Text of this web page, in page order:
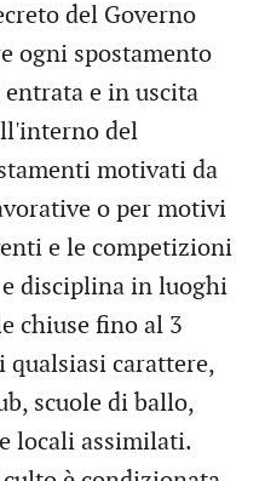
del Governo
ogni spostamento
e in uscita
del
motivati da
o per motivi
e le competizioni
disciplina in luoghi
chiuse fino al 3
qualsiasi carattere,
scuole di ballo,
locali assimilati.